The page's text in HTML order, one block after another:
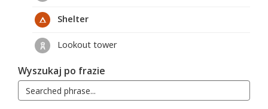
Shelter
Lookout tower
Wyszukaj po frazie